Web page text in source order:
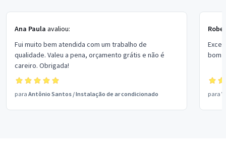
Ana Paula avaliou:
Fui muito bem atendida com um trabalho de
qualidade. Valeu a pena, orçamento grátis e não é
careiro. Obrigada!
para Antônio Santos /Instalação de ar condicionado
bom
para